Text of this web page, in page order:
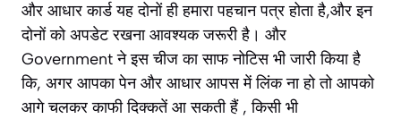
और आधार कार्ड यह दोनों ही हमारा पहचान पत्र होता है,और इन
दोनों को अपडेट रखना आवश्यक जरूरी है। और
Government ने इस चीज का साफ नोटिस भी जारी किया है
कि, अगर आपका पेन और आधार आपस में लिंक ना हो तो आपको
आगे चलकर काफी दिक्कतें आ सकती हैं , किसी भी